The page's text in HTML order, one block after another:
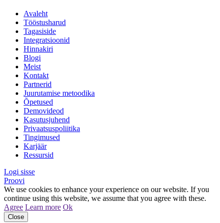
Avaleht
Tööstusharud
Tagasiside
Integratsioonid
Hinnakiri
Blogi
Meist
Kontakt
Partnerid
Juurutamise metoodika
Õpetused
Demovideod
Kasutusjuhend
Privaatsuspoliitika
Tingimused
Karjäär
Ressursid
Logi sisse
Proovi
We use cookies to enhance your experience on our website. If you
continue using this website, we assume that you agree with these.
Agree Learn more Ok
Close